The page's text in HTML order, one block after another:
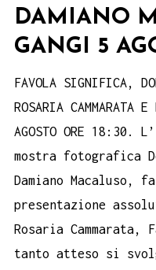
DAMIANO
GANGI 5
FAVOLA SIGNIFICA,
ROSARIA CAMMARATA
AGOSTO ORE 18:30.
mostra fotografica
Damiano Macaluso,
presentazione
Rosaria
tanto atteso si